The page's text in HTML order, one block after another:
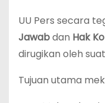
UU Pers secara
Jawabdan Hak
dirugikan oleh
Tujuan utama